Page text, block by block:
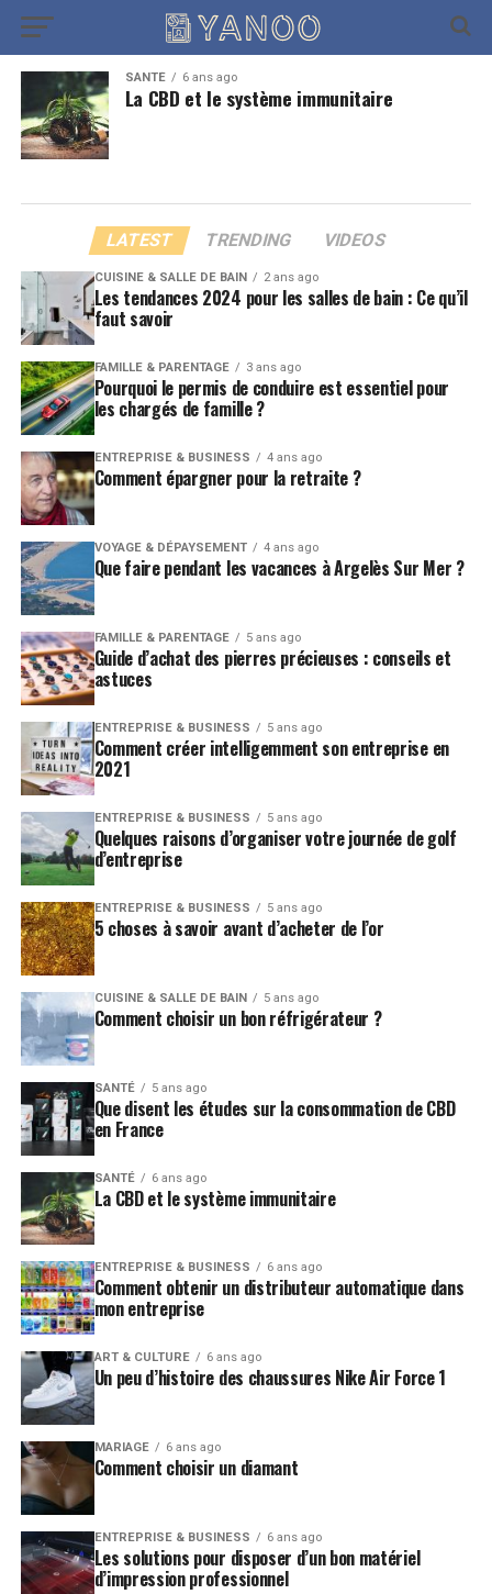
SANTÉ 6 ans ago
La CBD et le système immunitaire
LATEST TRENDING VIDEOS
CUISINE & SALLE DE BAIN 2 ans ago
Les tendances 2024 pour les salles de bain : Ce qu’il
faut savoir
FAMILLE & PARENTAGE 3 ans ago
Pourquoi le permis de conduire est essentiel pour
les chargés de famille ?
ENTREPRISE & BUSINESS 4 ans ago
Comment épargner pour la retraite ?
VOYAGE & DÉPAYSEMENT 4 ans ago
Que faire pendant les vacances à Argelès Sur Mer ?
FAMILLE & PARENTAGE 5 ans ago
Guide d’achat des pierres précieuses : conseils et
astuces
ENTREPRISE & BUSINESS 5 ans ago
Comment créer intelligemment son entreprise en
2021
ENTREPRISE & BUSINESS 5 ans ago
Quelques raisons d’organiser votre journée de golf
d’entreprise
ENTREPRISE & BUSINESS 5 ans ago
5 choses à savoir avant d’acheter de l’or
CUISINE & SALLE DE BAIN 5 ans ago
Comment choisir un bon réfrigérateur ?
SANTÉ 5 ans ago
Que disent les études sur la consommation de CBD
en France
SANTÉ 6 ans ago
La CBD et le système immunitaire
ENTREPRISE & BUSINESS 6 ans ago
Comment obtenir un distributeur automatique dans
mon entreprise
ART & CULTURE 6 ans ago
Un peu d’histoire des chaussures Nike Air Force 1
MARIAGE 6 ans ago
Comment choisir un diamant
ENTREPRISE & BUSINESS 6 ans ago
Les solutions pour disposer d’un bon matériel
d’impression professionnel